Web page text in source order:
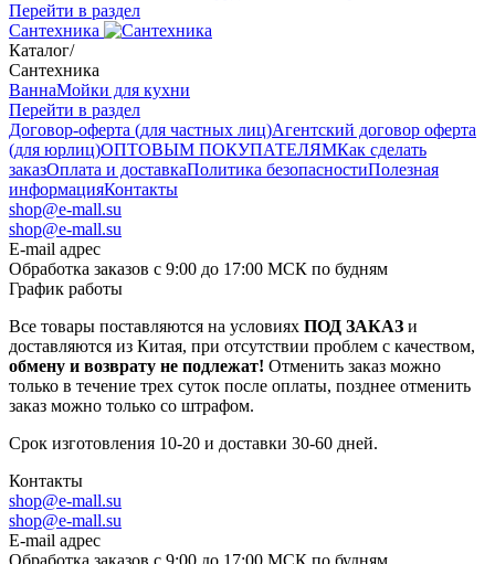
Перейти в раздел
Сантехника
Каталог/
Сантехника
ВаннаМойки для кухни
Перейти в раздел
Договор-оферта (для частных лиц)Агентский договор оферта
(для юрлиц)ОПТОВЫМ ПОКУПАТЕЛЯМКак сделать
заказОплата и доставкаПолитика безопасностиПолезная
информацияКонтакты
shop@e-mall.su
shop@e-mall.su
E-mail адрес
Обработка заказов с 9:00 до 17:00 МСК по будням
График работы
Все товары поставляются на условиях ПОД ЗАКАЗ и
доставляются из Китая, при отсутствии проблем с качеством,
обмену и возврату не подлежат! Отменить заказ можно
только в течение трех суток после оплаты, позднее отменить
заказ можно только со штрафом.
Срок изготовления 10-20 и доставки 30-60 дней.
Контакты
shop@e-mall.su
shop@e-mall.su
E-mail адрес
Обработка заказов с 9:00 до 17:00 МСК по будням